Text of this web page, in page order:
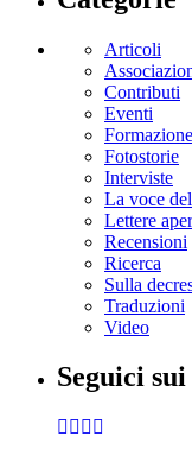
Articoli
Contributi
Eventi
Formazione
Fotostorie
Interviste
La voce
Lettere
Recensioni
Ricerca
Sulla
Traduzioni
Video
Seguici